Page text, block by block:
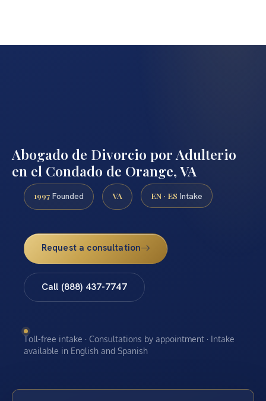
Abogado de Divorcio por Adulterio
en el Condado de Orange, VA
1997 Founded VA EN · ES Intake
Request a consultation
Call (888) 437-7747
Toll-free intake · Consultations by appointment · Intake
available in English and Spanish